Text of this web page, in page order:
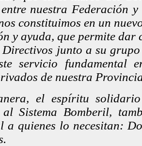
nuestra Federación
constituimos en un
y ayuda, que permite dar
Directivos junto a su
servicio fundamental
de nuestra
el espíritu
Sistema Bomberil,
a quienes lo necesitan: